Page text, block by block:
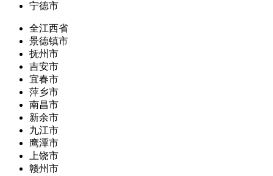
宁德市
全江西省
景德镇市
抚州市
吉安市
宜春市
萍乡市
南昌市
新余市
九江市
鹰潭市
上饶市
赣州市